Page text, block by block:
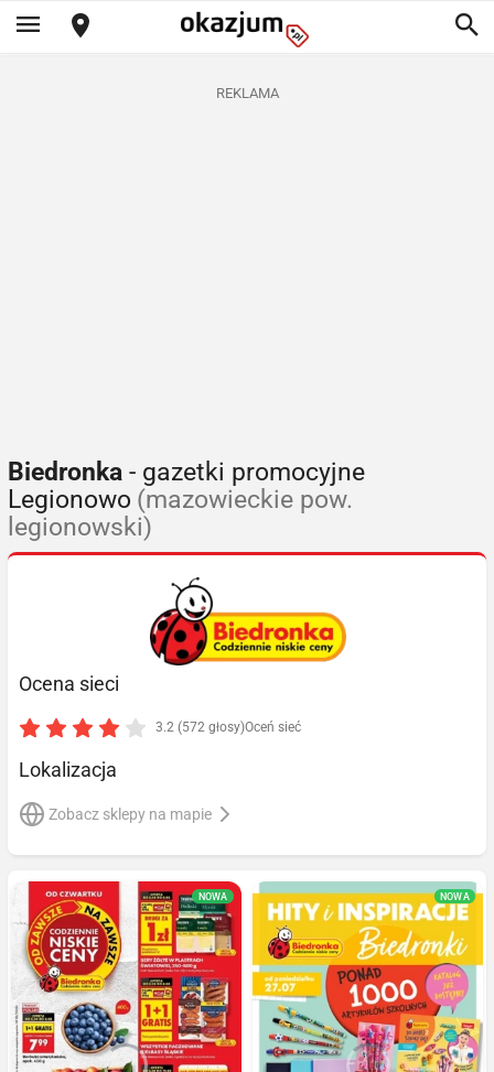
REKLAMA
Biedronka - gazetki promocyjne
Legionowo (mazowieckie pow.
legionowski)
Ocena sieci
3.2 (572 głosy)Oceń sieć
Lokalizacja
Zobacz sklepy na mapie
NOWA NOWA